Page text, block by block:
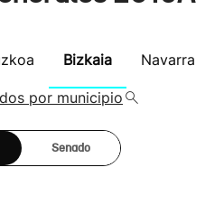
Bizkaia Navarra
por municipio
Senado